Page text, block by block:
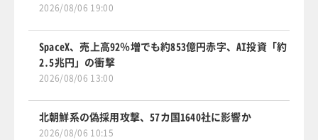
2026/08/06 19:00
SpaceX、売上高92％増でも約853億円赤字、AI投資「約
2.5兆円」の衝撃
2026/08/06 13:00
北朝鮮系の偽採用攻撃、57カ国1640社に影響か
2026/08/06 10:15